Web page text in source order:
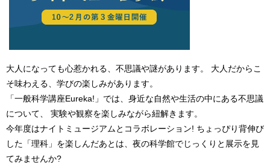
大人になっても心惹かれる、不思議や謎があります。 大人だからこ
そ味わえる、学びの楽しみがあります。
「一般科学講座Eureka!」では、身近な自然や生活の中にある不思議
について、 実験や観察を楽しみながら紐解きます。
今年度はナイトミュージアムとコラボレーション! ちょっぴり背伸び
した「理科」を楽しんだあとは、夜の科学館でじっくりと展示を見
てみませんか?